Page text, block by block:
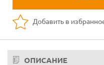
Добавить в
ОПИСАНИЕ